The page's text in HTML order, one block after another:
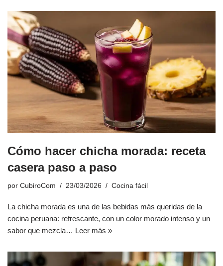
Cómo hacer chicha morada: receta
casera paso a paso
por CubiroCom 23/03/2026 Cocina fácil
La chicha morada es una de las bebidas más queridas de la
cocina peruana: refrescante, con un color morado intenso y un
sabor que mezcla… Leer más »